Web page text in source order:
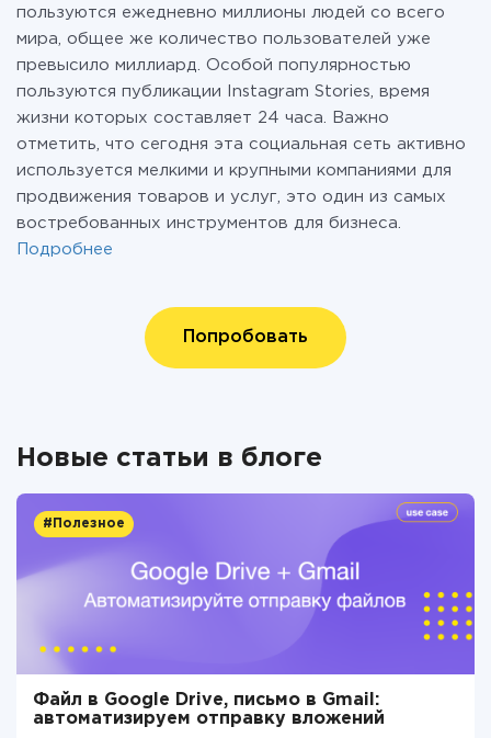
пользуются ежедневно миллионы людей со всего
мира, общее же количество пользователей уже
превысило миллиард. Особой популярностью
пользуются публикации Instagram Stories, время
жизни которых составляет 24 часа. Важно
отметить, что сегодня эта социальная сеть активно
используется мелкими и крупными компаниями для
продвижения товаров и услуг, это один из самых
востребованных инструментов для бизнеса.
Подробнее
Попробовать
Новые статьи в блоге
#Полезное
Файл в Google Drive, письмо в Gmail:
автоматизируем отправку вложений